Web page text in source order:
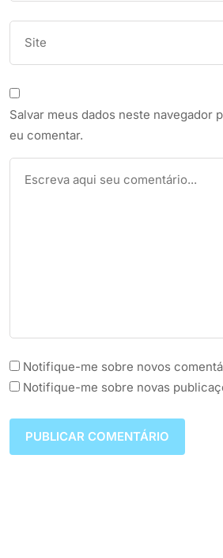
Salvar meus dados neste navegador
eu comentar.
Notifique-me sobre novos
Notifique-me sobre novas